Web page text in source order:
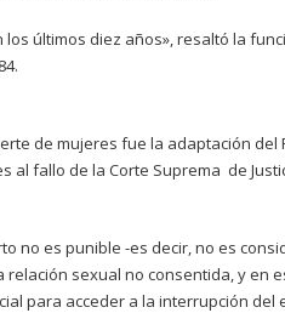
últimos diez años», resaltó la
de mujeres fue la adaptación del
al fallo de la Corte Suprema de
no es punible -es decir, no es
sexual no consentida, y en
para acceder a la interrupción del